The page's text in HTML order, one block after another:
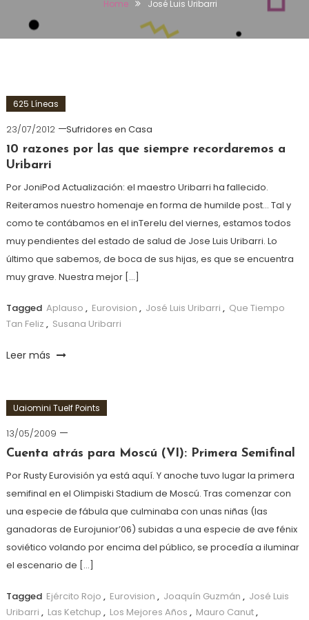
Home José Luis Uribarri
625 Líneas
23/07/2012
Sufridores en Casa
10 razones por las que siempre recordaremos a
Uribarri
Por JoniPod Actualización: el maestro Uribarri ha fallecido.
Reiteramos nuestro homenaje en forma de humilde post… Tal y
como te contábamos en el inTerelu del viernes, estamos todos
muy pendientes del estado de salud de Jose Luis Uribarri. Lo
último que sabemos, de boca de sus hijas, es que se encuentra
muy grave. Nuestra mejor […]
Tagged Aplauso , Eurovision , José Luis Uribarri , Que Tiempo
Tan Feliz , Susana Uribarri
Leer más
Uaiomini Tuelf Points
13/05/2009
Cuenta atrás para Moscú (VI): Primera Semifinal
Por Rusty Eurovisión ya está aquí. Y anoche tuvo lugar la primera
semifinal en el Olimpiski Stadium de Moscú. Tras comenzar con
una especie de fábula que culminaba con unas niñas (las
ganadoras de Eurojunior’06) subidas a una especie de ave fénix
soviético volando por encima del público, se procedía a iluminar
el escenario de […]
Tagged Ejército Rojo , Eurovision , Joaquín Guzmán , José Luis
Uribarri , Las Ketchup , Los Mejores Años , Mauro Canut,